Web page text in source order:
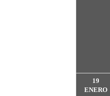
19
ENERO